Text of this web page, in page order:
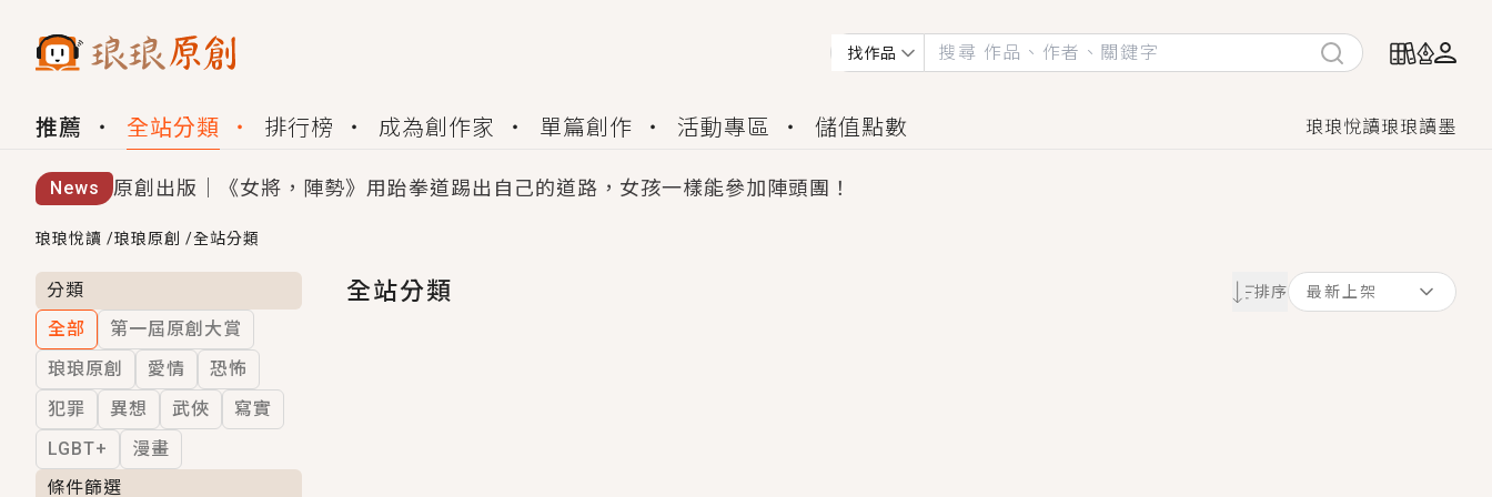
找作品
推薦 全站分類 排行榜 成為創作家 單篇創作 活動專區 儲值點數 琅琅悅讀琅琅讀墨
News 原創出版｜《女將，陣勢》用跆拳道踢出自己的道路，女孩一樣能參加陣頭團！
創,作家招募｜華文小說創作首選！有機會獲得豐富廣宣資源、專屬服務與獨享福利！
小編心動書單｜《離婚你提的，二婚嫁大佬，你哭什麼？》追妻火葬場！前夫失憶移情別戀，她頭也不回找新歡，他居然還後悔了？
GL｜《夏日與檸檬與重疊世界》炎熱的夏日、檸檬的香氣、互相愛慕的兩位少女，今夏最推純愛GL漫畫！
BL｜《費洛蒙中毒》救命！特殊費洛蒙體質世界觀，無法抗拒的吸引力，已中毒Σ>―(〃°ω°〃)♡→
OMG你嚇到我了｜《陰陽鬼店》上班族買了房子模型，但現實中買下的竟是屬於他的停屍櫃？！
言情｜《國語推行員》每個人心中都有一個連自己也無法改變的永恆， 他的一生將不由自主追逐著她……
琅琅悅讀 /琅琅原創 /全站分類
分類
全部
第一屆原創大賞
琅琅原創
愛情
恐怖
犯罪
異想 武俠
寫實
LGBT+
漫畫
條件篩選
全站分類 排序 最新上架